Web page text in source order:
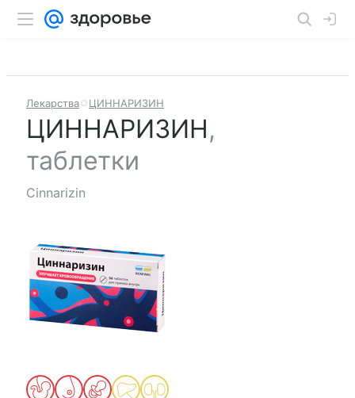
Лекарства ЦИННАРИЗИН
ЦИННАРИЗИН,
таблетки
Cinnarizin